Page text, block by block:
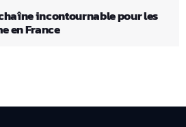
incontournable pour les
en France